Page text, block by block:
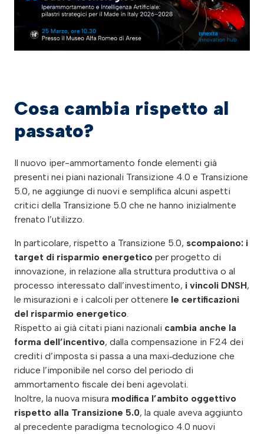
Cosa cambia rispetto al
passato?
Il nuovo iper-ammortamento fonde elementi già
presenti nei piani nazionali Transizione 4.0 e Transizione
5.0, ne aggiunge di nuovi e semplifica alcuni aspetti
critici della Transizione 5.0 che ne hanno inizialmente
frenato l’utilizzo.
In particolare, rispetto a Transizione 5.0, scompaiono: i
target di risparmio energetico per progetto di
innovazione, in relazione alla struttura produttiva o al
processo interessato dall’investimento, i vincoli DNSH,
le misurazioni e i calcoli per ottenere le certificazioni
del risparmio energetico
Rispetto ai già citati piani nazionali cambia anche la
forma dell’incentivo, dalla compensazione in F24 dei
crediti d’imposta si passa a una maxi‑deduzione che
riduce l’imponibile nel corso del periodo di
ammortamento fiscale dei beni agevolati.
Inoltre, la nuova misura modifica l’ambito oggettivo
rispetto alla Transizione 5.0, la quale aveva aggiunto
al precedente paradigma tecnologico 4.0 nuovi